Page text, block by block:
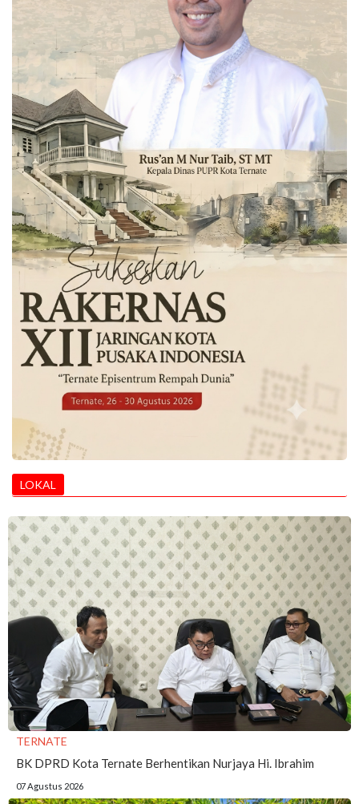
LOKAL
TERNATE
BK DPRD Kota Ternate Berhentikan Nurjaya Hi. Ibrahim
07 Agustus 2026